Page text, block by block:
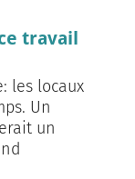
travail
les locaux
Un
un